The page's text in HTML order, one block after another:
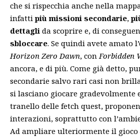
che si rispecchia anche nella
infattipiù missioni secondarie,
dettagli da scoprire e, di
sbloccare. Se quindi avete amato
Horizon Zero Dawn, conForbidden
ancora, e di più. Come già detto,
secondarie salvo rari casi non
si lasciano giocare gradevolmente
tranello delle fetch quest,
interazioni, soprattutto con
Ad ampliare ulteriormente il gioco